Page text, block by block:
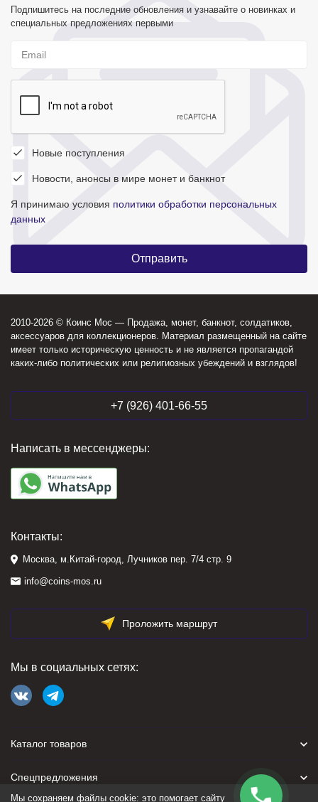
Подпишитесь на последние обновления и узнавайте о новинках и
специальных предложениях первыми
Новые поступления
Новости, анонсы в мире монет и банкнот
Я принимаю условия политики обработки персональных
данных
2010-2026 © Коинс Мос — Продажа, монет, банкнот, солдатиков,
аксессуаров для коллекционеров. Материал размещенный на сайте
имеет только историческую ценность и не является пропагандой
каких-либо политических или религиозных убеждений и взглядов!
+7 (926) 401-66-55
Написать в мессенджеры:
Контакты:
Москва, м.Китай-город, Лучников пер. 7/4 стр. 9
info@coins-mos.ru
Проложить маршрут
Мы в социальных сетях:
Каталог товаров
Спецпредложения
Мы сохраняем файлы cookie: это помогает сайту